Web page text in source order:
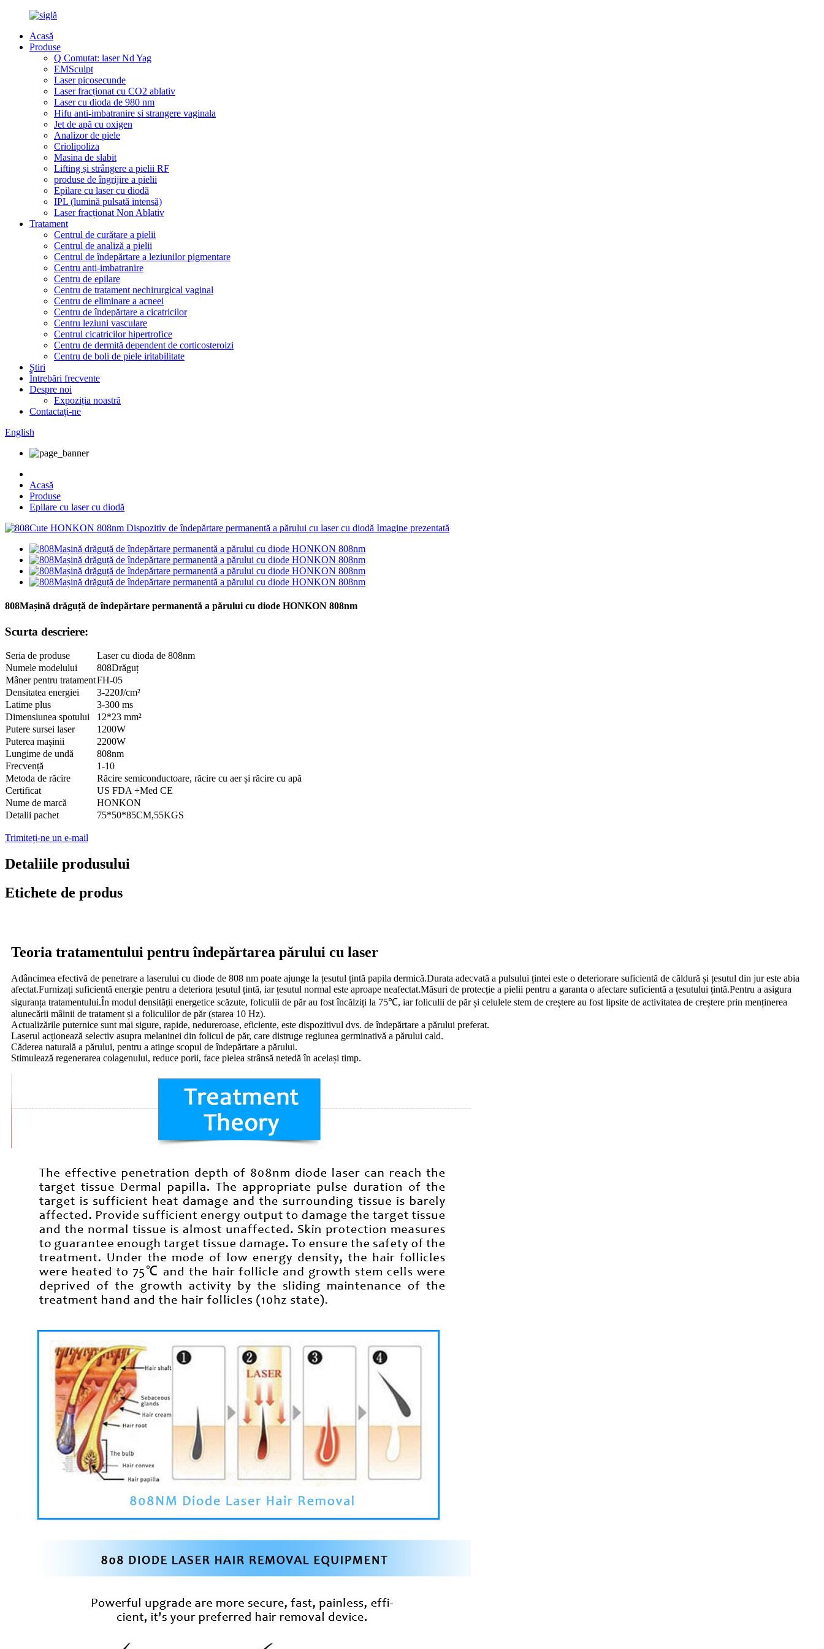
Acasă
Produse
Q Comutat: laser Nd Yag
EMSculpt
Laser picosecunde
Laser fracționat cu CO2 ablativ
Laser cu dioda de 980 nm
Hifu anti-imbatranire si strangere vaginala
Jet de apă cu oxigen
Analizor de piele
Criolipoliza
Masina de slabit
Lifting și strângere a pielii RF
produse de îngrijire a pielii
Epilare cu laser cu diodă
IPL (lumină pulsată intensă)
Laser fracționat Non Ablativ
Tratament
Centrul de curățare a pielii
Centrul de analiză a pielii
Centrul de îndepărtare a leziunilor pigmentare
Centru anti-imbatranire
Centru de epilare
Centru de tratament nechirurgical vaginal
Centru de eliminare a acneei
Centru de îndepărtare a cicatricilor
Centru leziuni vasculare
Centrul cicatricilor hipertrofice
Centru de dermită dependent de corticosteroizi
Centru de boli de piele iritabilitate
Știri
Întrebări frecvente
Despre noi
Expoziția noastră
Contactaţi-ne
English
Acasă
Produse
Epilare cu laser cu diodă
808Mașină drăguță de îndepărtare permanentă a părului cu diode HONKON 808nm
Scurta descriere:
Seria de produse
Laser cu dioda de 808nm
Numele modelului
808Drăguț
Mâner pentru tratamentFH-05
Densitatea energiei
3-220J/cm²
Latime plus
3-300 ms
Dimensiunea spotului
12*23 mm²
Putere sursei laser
1200W
Puterea mașinii
2200W
Lungime de undă
808nm
Frecvență
1-10
Metoda de răcire
Răcire semiconductoare, răcire cu aer și răcire cu apă
Certificat
US FDA +Med CE
Nume de marcă
HONKON
Detalii pachet
75*50*85CM,55KGS
Trimiteți-ne un e-mail
Detaliile produsului
Etichete de produs
Teoria tratamentului pentru îndepărtarea părului cu laser
Adâncimea efectivă de penetrare a laserului cu diode de 808 nm poate ajunge la țesutul țintă papila dermică.Durata adecvată a pulsului țintei este o deteriorare suficientă de căldură și țesutul din jur este abia
afectat.Furnizați suficientă energie pentru a deteriora țesutul țintă, iar țesutul normal este aproape neafectat.Măsuri de protecție a pielii pentru a garanta o afectare suficientă a țesutului țintă.Pentru a asigura
siguranța tratamentului.În modul densității energetice scăzute, foliculii de păr au fost încălziți la 75℃, iar foliculii de păr și celulele stem de creștere au fost lipsite de activitatea de creștere prin menținerea
alunecării mâinii de tratament și a foliculilor de păr (starea 10 Hz).
Actualizările puternice sunt mai sigure, rapide, nedureroase, eficiente, este dispozitivul dvs. de îndepărtare a părului preferat.
Laserul acționează selectiv asupra melaninei din folicul de păr, care distruge regiunea germinativă a părului cald.
Căderea naturală a părului, pentru a atinge scopul de îndepărtare a părului.
Stimulează regenerarea colagenului, reduce porii, face pielea strânsă netedă în același timp.